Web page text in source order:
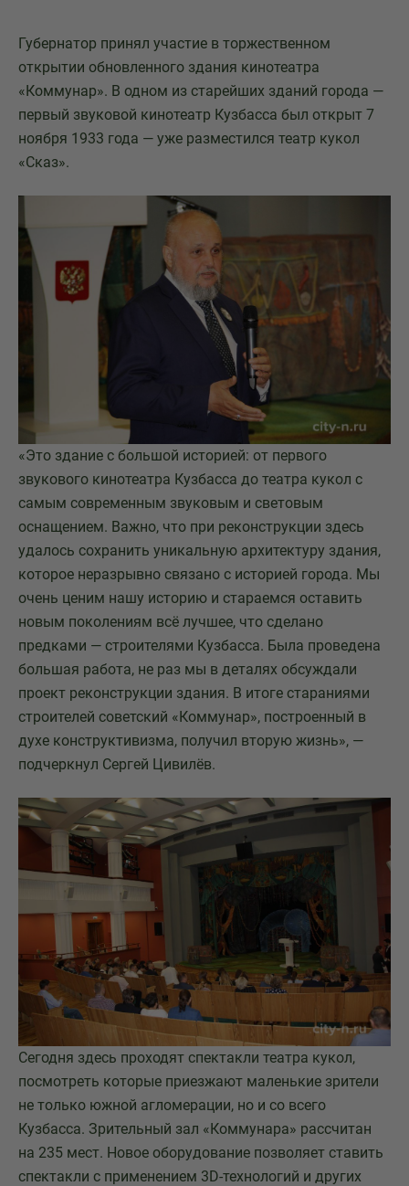
Губернатор принял участие в торжественном
открытии обновленного здания кинотеатра
«Коммунар». В одном из старейших зданий города —
первый звуковой кинотеатр Кузбасса был открыт 7
ноября 1933 года — уже разместился театр кукол
«Сказ».
«Это здание с большой историей: от первого
звукового кинотеатра Кузбасса до театра кукол с
самым современным звуковым и световым
оснащением. Важно, что при реконструкции здесь
удалось сохранить уникальную архитектуру здания,
которое неразрывно связано с историей города. Мы
очень ценим нашу историю и стараемся оставить
новым поколениям всё лучшее, что сделано
предками — строителями Кузбасса. Была проведена
большая работа, не раз мы в деталях обсуждали
проект реконструкции здания. В итоге стараниями
строителей советский «Коммунар», построенный в
духе конструктивизма, получил вторую жизнь», —
подчеркнул Сергей Цивилёв.
Сегодня здесь проходят спектакли театра кукол,
посмотреть которые приезжают маленькие зрители
не только южной агломерации, но и со всего
Кузбасса. Зрительный зал «Коммунара» рассчитан
на 235 мест. Новое оборудование позволяет ставить
спектакли с применением 3D-технологий и других